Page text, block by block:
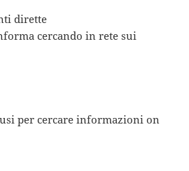
dirette
cercando in rete sui
per cercare informazioni on